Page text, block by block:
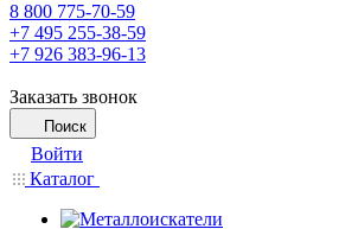
8 800 775-70-59
+7 495 255-38-59
+7 926 383-96-13
Заказать звонок
Поиск
Войти
Каталог